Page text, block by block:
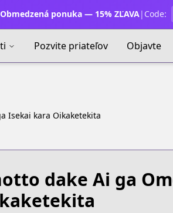
ponuka — 15% ZĽAVA| Code:
Pozvite priateľov Objavte
Isekai kara Oikaketekita
dake Ai ga